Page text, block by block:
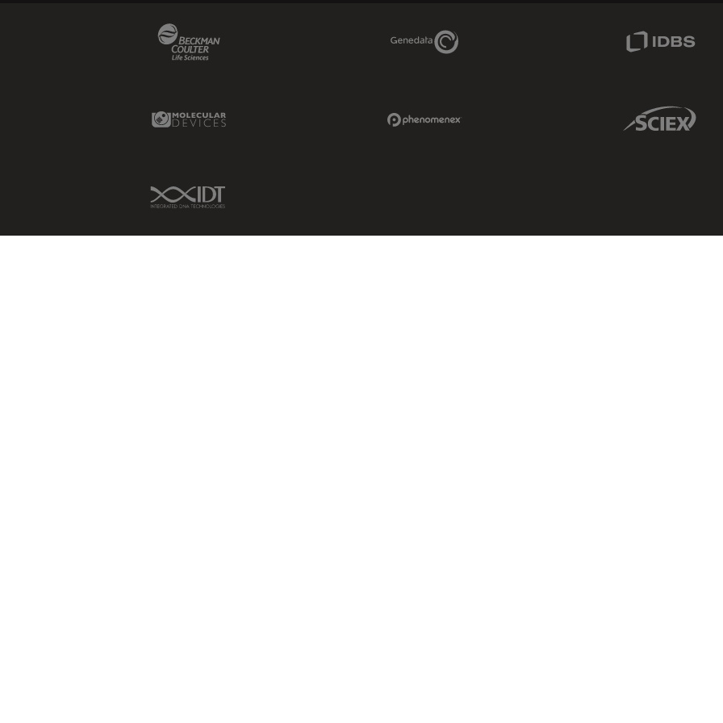
Genedata Link
Molecular Devices Link Sciex Link
IDT Link